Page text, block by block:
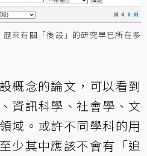
來有關「後設」的研究早已所在多
概念的論文，可以看到
資訊科學、社會學、文
域。或許不同學科的用
少其中應該不會有「追